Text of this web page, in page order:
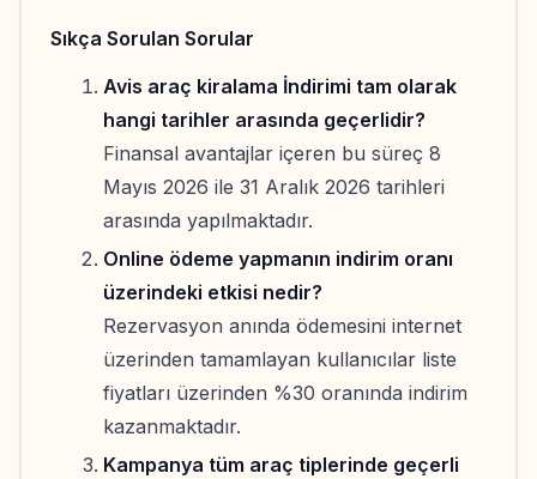
Sıkça Sorulan Sorular
Avis araç kiralama İndirimi tam olarak
hangi tarihler arasında geçerlidir?
Finansal avantajlar içeren bu süreç 8
Mayıs 2026 ile 31 Aralık 2026 tarihleri
arasında yapılmaktadır.
Online ödeme yapmanın indirim oranı
üzerindeki etkisi nedir?
Rezervasyon anında ödemesini internet
üzerinden tamamlayan kullanıcılar liste
fiyatları üzerinden %30 oranında indirim
kazanmaktadır.
Kampanya tüm araç tiplerinde geçerli